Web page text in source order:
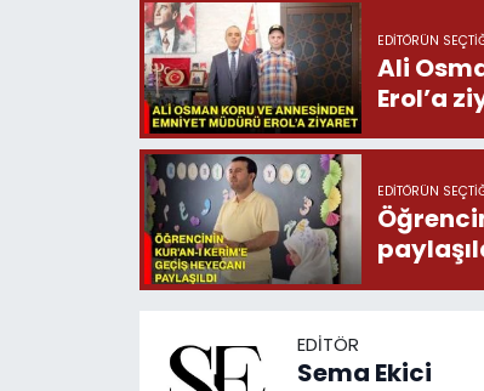
EDITÖRÜN
Ali
Erol’a
EDITÖRÜN
EDITÖR
Sema Ekici